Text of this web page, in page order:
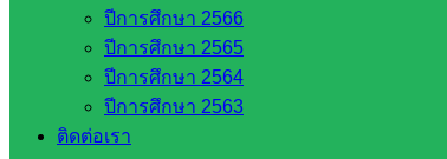
ปีการศึกษา 2566
ปีการศึกษา 2565
ปีการศึกษา 2564
ปีการศึกษา 2563
ติดต่อเรา
โรงเรียนในสังกัด สพป.สระแก้ว เขต 1
โรงเรียนในสังกัด สพป.สระแก้ว เขต 2
วิทยาลัยเทคนิคสระแก้ว
วิทยาลัยเทคนิควังน้ำเย็น
กศน.สระแก้ว